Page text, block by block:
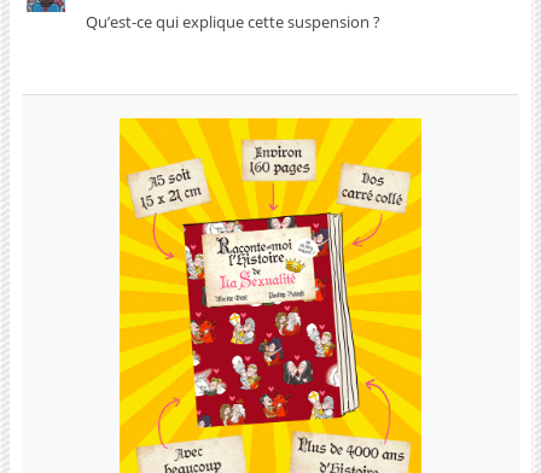
Qu’est-ce qui explique cette suspension ?